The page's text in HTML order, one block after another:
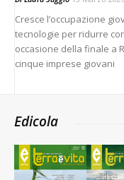
Cresce l’occupazione
tecnologie per ridurre
occasione della finale a
cinque imprese giovani
Edicola